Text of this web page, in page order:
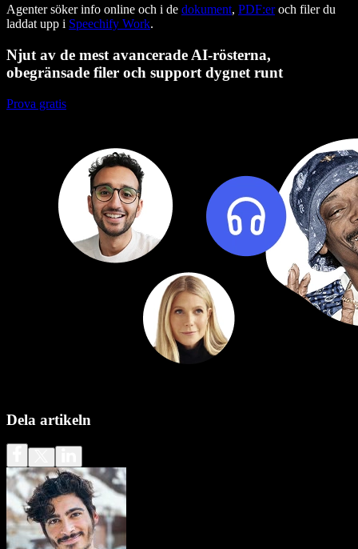
Agenter söker info online och i de dokument, PDF:eroch filer du
laddat upp i Speechify Work.
Njut av de mest avancerade AI-rösterna,
obegränsade filer och support dygnet runt
Prova gratis
Dela artikeln